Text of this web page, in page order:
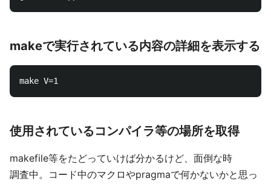
makeで実行されている内容の詳細を表示する
使用されているコンパイラ等の場所を取得
makefile等をたどっていけば分かるけど、面倒な時
調査中。コード中のマクロやpragmaで何かないかと思っ